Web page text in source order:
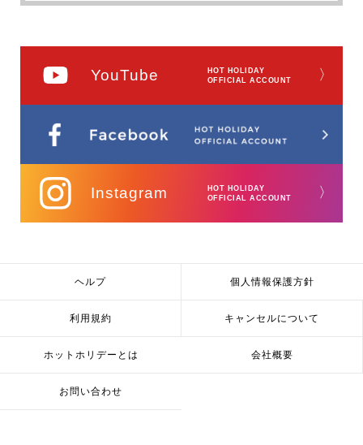
YouTube
HOT HOLIDAY
OFFICIAL ACCOUNT
〉
Instagram
HOT HOLIDAY
OFFICIAL ACCOUNT
〉
ヘルプ 個人情報保護方針
利用規約 キャンセルについて
ホットホリデーとは 会社概要
お問い合わせ